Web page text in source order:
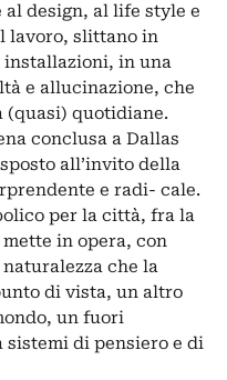
design, al life style e
lavoro, slittano in
in una
e allucinazione, che
(quasi) quotidiane.
conclusa a Dallas
all’invito della
e radi- cale.
per la città, fra la
mette in opera, con
che la
di vista, un altro
un fuori
sistemi di pensiero e di